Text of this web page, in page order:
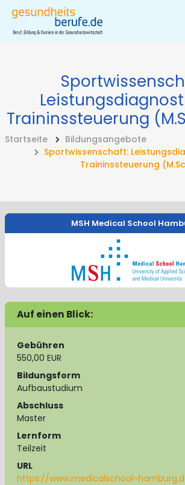
Traininssteuerung
Startseite
Bildungsangebote
Sportwissenschaft:
Traininssteuerung
MSH Medical School
Auf einen Blick:
Gebühren
550,00 EUR
Bildungsform
Aufbaustudium
Abschluss
Master
Lernform
Teilzeit
URL
https://www.medicalschool-